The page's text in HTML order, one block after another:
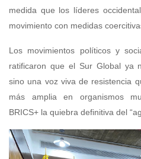
medida que los líderes
movimiento con medidas
Los movimientos políticos y
ratificaron que el Sur Global ya
sino una voz viva de resistencia
más amplia en organismos
BRICS+ la quiebra definitiva del